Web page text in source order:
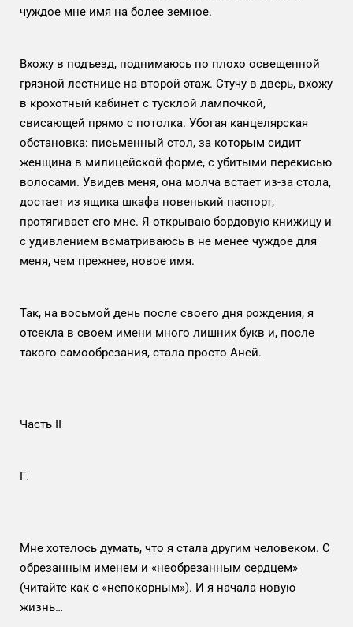
чуждое мне имя на более земное.
Вхожу в подъезд, поднимаюсь по плохо освещенной
грязной лестнице на второй этаж. Стучу в дверь, вхожу
в крохотный кабинет с тусклой лампочкой,
свисающей прямо с потолка. Убогая канцелярская
обстановка: письменный стол, за которым сидит
женщина в милицейской форме, с убитыми перекисью
волосами. Увидев меня, она молча встает из-за стола,
достает из ящика шкафа новенький паспорт,
протягивает его мне. Я открываю бордовую книжицу и
с удивлением всматриваюсь в не менее чуждое для
меня, чем прежнее, новое имя.
Так, на восьмой день после своего дня рождения, я
отсекла в своем имени много лишних букв и, после
такого самообрезания, стала просто Аней.
Часть II
Г.
Мне хотелось думать, что я стала другим человеком. С
обрезанным именем и «необрезанным сердцем»
(читайте как с «непокорным»). И я начала новую
жизнь…